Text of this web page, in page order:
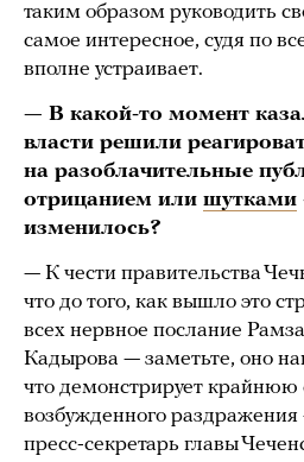
таким образом руководить
самое интересное, судя по
вполне устраивает.
— В какой-то момент
власти решили
на разоблачительные
отрицанием или шутками
изменилось?
— К чести правительства
что до того, как вышло это
всех нервное послание
Кадырова — заметьте, оно
что демонстрирует крайнюю
возбужденного
пресс-секретарь главы